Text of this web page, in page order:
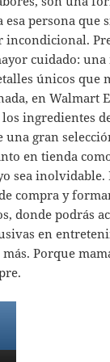
persona que
incondicional.
cuidado: una
únicos que
en Walmart
ingredientes
una gran
en tienda
sea inolvidable.
compra y
donde podrás
en
Porque